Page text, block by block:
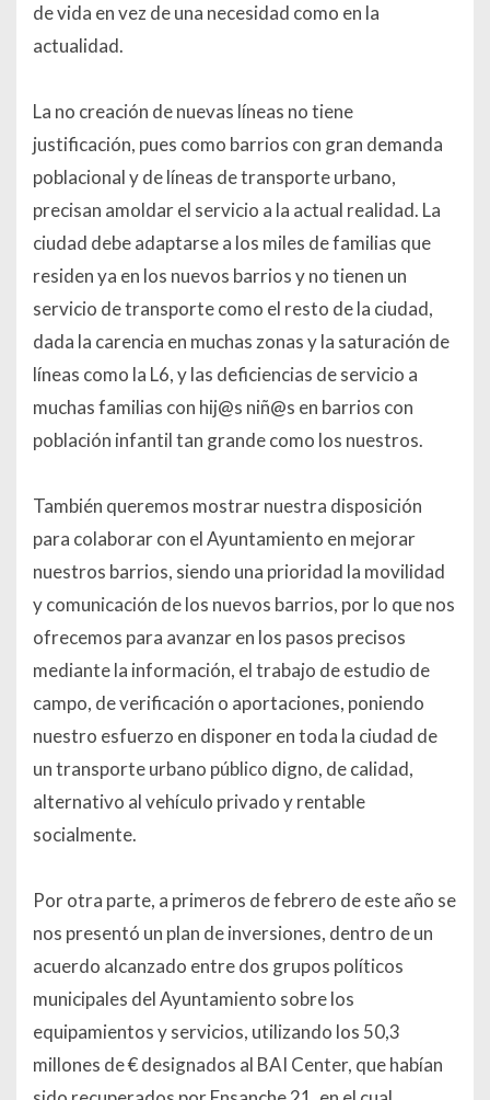
de vida en vez de una necesidad como en la
actualidad.
La no creación de nuevas líneas no tiene
justificación, pues como barrios con gran demanda
poblacional y de líneas de transporte urbano,
precisan amoldar el servicio a la actual realidad. La
ciudad debe adaptarse a los miles de familias que
residen ya en los nuevos barrios y no tienen un
servicio de transporte como el resto de la ciudad,
dada la carencia en muchas zonas y la saturación de
líneas como la L6, y las deficiencias de servicio a
muchas familias con hij@s niñ@s en barrios con
población infantil tan grande como los nuestros.
También queremos mostrar nuestra disposición
para colaborar con el Ayuntamiento en mejorar
nuestros barrios, siendo una prioridad la movilidad
y comunicación de los nuevos barrios, por lo que nos
ofrecemos para avanzar en los pasos precisos
mediante la información, el trabajo de estudio de
campo, de verificación o aportaciones, poniendo
nuestro esfuerzo en disponer en toda la ciudad de
un transporte urbano público digno, de calidad,
alternativo al vehículo privado y rentable
socialmente.
Por otra parte, a primeros de febrero de este año se
nos presentó un plan de inversiones, dentro de un
acuerdo alcanzado entre dos grupos políticos
municipales del Ayuntamiento sobre los
equipamientos y servicios, utilizando los 50,3
millones de € designados al BAI Center, que habían